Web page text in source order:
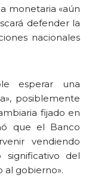
monetaria «aún
defender la
nacionales
esperar una
posiblemente
fijado en
que el Banco
vendiendo
significativo del
al gobierno».